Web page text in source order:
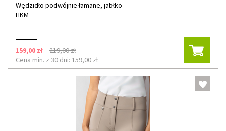
Wędzidło podwójnie łamane, jabłko
HKM
159,00 zł
219,00 zł
Cena min. z 30 dni: 159,00 zł